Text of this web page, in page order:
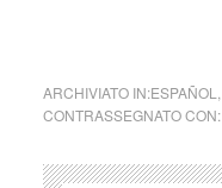
ARCHIVIATO IN:ESPAÑOL
CONTRASSEGNATO CON: